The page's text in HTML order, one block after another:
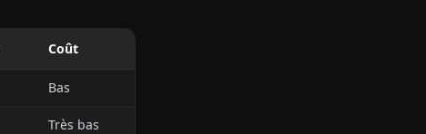
Coût
Bas
Très bas